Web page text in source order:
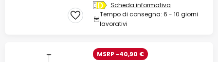
Scheda informativa
Tempo di consegna: 6 - 10 giorni
lavorativi
MSRP -40,90 €